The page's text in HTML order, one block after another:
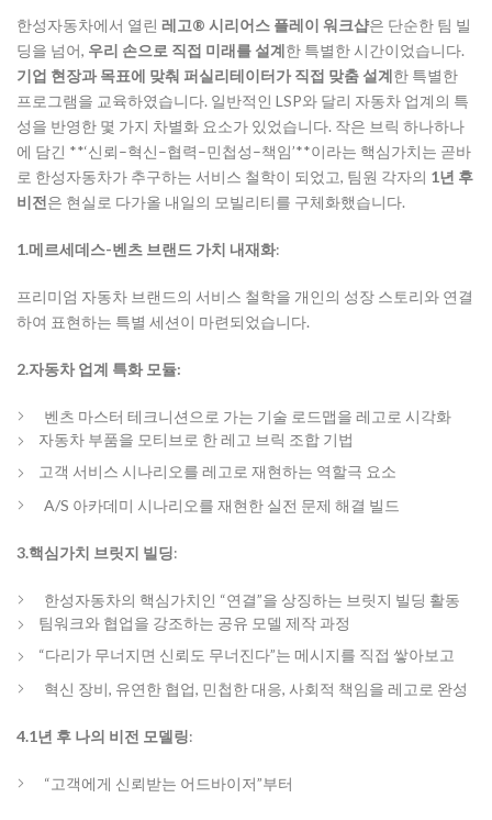
한성자동차에서 열린 레고® 시리어스 플레이 워크샵은 단순한 팀 빌
딩을 넘어, 우리 손으로 직접 미래를 설계한 특별한 시간이었습니다.
기업 현장과 목표에 맞춰 퍼실리테이터가 직접 맞춤 설계한 특별한
프로그램을 교육하였습니다. 일반적인 LSP와 달리 자동차 업계의 특
성을 반영한 몇 가지 차별화 요소가 있었습니다. 작은 브릭 하나하나
에 담긴 **‘신뢰–혁신–협력–민첩성–책임’**이라는 핵심가치는 곧바
로 한성자동차가 추구하는 서비스 철학이 되었고, 팀원 각자의 1년 후
비전은 현실로 다가올 내일의 모빌리티를 구체화했습니다.
1.메르세데스-벤츠 브랜드 가치 내재화:
프리미엄 자동차 브랜드의 서비스 철학을 개인의 성장 스토리와 연결
하여 표현하는 특별 세션이 마련되었습니다.
2.자동차 업계 특화 모듈:
벤츠 마스터 테크니션으로 가는 기술 로드맵을 레고로 시각화
자동차 부품을 모티브로 한 레고 브릭 조합 기법
고객 서비스 시나리오를 레고로 재현하는 역할극 요소
A/S 아카데미 시나리오를 재현한 실전 문제 해결 빌드
3.핵심가치 브릿지 빌딩:
한성자동차의 핵심가치인 “연결”을 상징하는 브릿지 빌딩 활동
팀워크와 협업을 강조하는 공유 모델 제작 과정
“다리가 무너지면 신뢰도 무너진다”는 메시지를 직접 쌓아보고
혁신 장비, 유연한 협업, 민첩한 대응, 사회적 책임을 레고로 완성
4.1년 후 나의 비전 모델링:
“고객에게 신뢰받는 어드바이저”부터